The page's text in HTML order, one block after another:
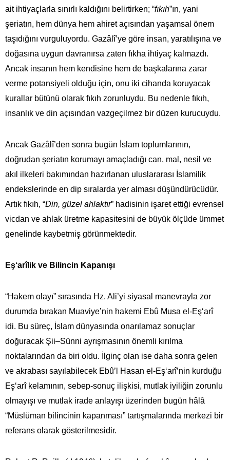
ait ihtiyaçlarla sınırlı kaldığını belirtirken; “fıkıh”ın, yani
şeriatın, hem dünya hem ahiret açısından yaşamsal önem
taşıdığını vurguluyordu. Gazâlî’ye göre insan, yaratılışına ve
doğasına uygun davranırsa zaten fıkha ihtiyaç kalmazdı.
Ancak insanın hem kendisine hem de başkalarına zarar
verme potansiyeli olduğu için, onu iki cihanda koruyacak
kurallar bütünü olarak fıkıh zorunluydu. Bu nedenle fıkıh,
insanlık ve din açısından vazgeçilmez bir düzen kurucuydu.
Ancak Gazâlî’den sonra bugün İslam toplumlarının,
doğrudan şeriatın korumayı amaçladığı can, mal, nesil ve
akıl ilkeleri bakımından hazırlanan uluslararası İslamilik
endekslerinde en dip sıralarda yer alması düşündürücüdür.
Artık fıkıh, “Din, güzel ahlaktır” hadisinin işaret ettiği evrensel
vicdan ve ahlak üretme kapasitesini de büyük ölçüde ümmet
genelinde kaybetmiş görünmektedir.
Eş‘arîlik ve Bilincin Kapanışı
“Hakem olayı” sırasında Hz. Ali’yi siyasal manevrayla zor
durumda bırakan Muaviye’nin hakemi Ebû Musa el-Eş‘arî
idi. Bu süreç, İslam dünyasında onarılamaz sonuçlar
doğuracak Şii–Sünni ayrışmasının önemli kırılma
noktalarından da biri oldu. İlginç olan ise daha sonra gelen
ve akrabası sayılabilecek Ebû’l Hasan el-Eş‘arî’nin kurduğu
Eş‘arî kelamının, sebep-sonuç ilişkisi, mutlak iyiliğin zorunlu
olmayışı ve mutlak irade anlayışı üzerinden bugün hâlâ
“Müslüman bilincinin kapanması” tartışmalarında merkezi bir
referans olarak gösterilmesidir.